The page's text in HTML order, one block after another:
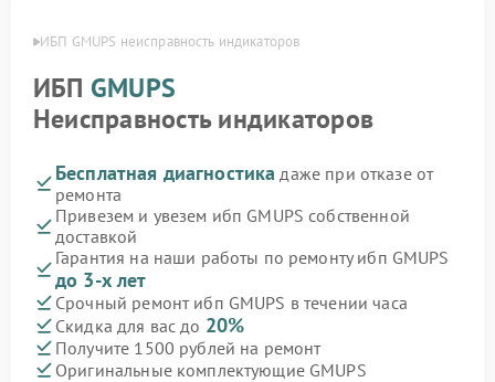
ИБП GMUPS неисправность индикаторов
ИБП GMUPS
Неисправность индикаторов
Бесплатная диагностика даже при отказе от
ремонта
Привезем и увезем ибп GMUPS собственной
доставкой
Гарантия на наши работы по ремонту ибп GMUPS
до 3-х лет
Срочный ремонт ибп GMUPS в течении часа
Скидка для вас до 20%
Получите 1500 рублей на ремонт
Оригинальные комплектующие GMUPS